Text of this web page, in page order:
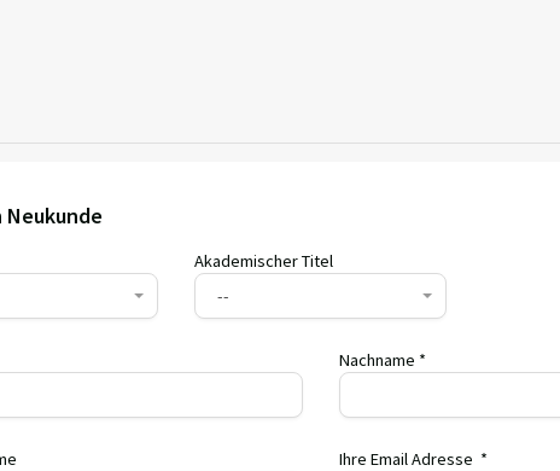
Neukunde
Akademischer Titel
--
Nachname *
Ihre Email Adresse *